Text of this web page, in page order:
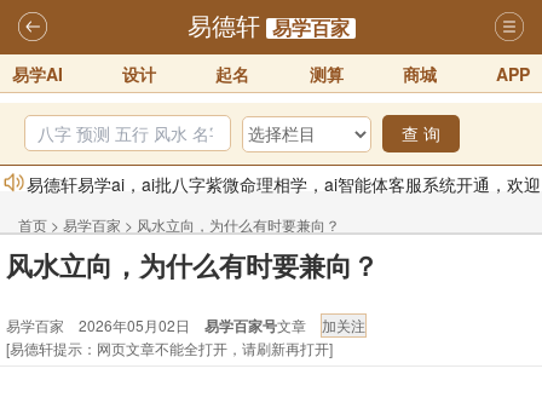
易德轩 易学百家
易学AI 设计 起名 测算 商城 APP
查 询
易德轩易学ai，ai批八字紫微命理相学，ai智能体客服系统开通，欢迎
体验！！
2025-07-01
易德轩网重构及升能完成，欢迎大家来体验新程序及感觉！！
2026年化太岁锦囊属马、鼠、牛、龙、兔、狗、鸡生肖化太岁开始预
订！！
2025-10-01
首页 > 易学百家 > 风水立向，为什么有时要兼向？
风水立向，为什么有时要兼向？
易学百家 2026年05月02日 易学百家号文章
[易德轩提示：网页文章不能全打开，请刷新再打开]